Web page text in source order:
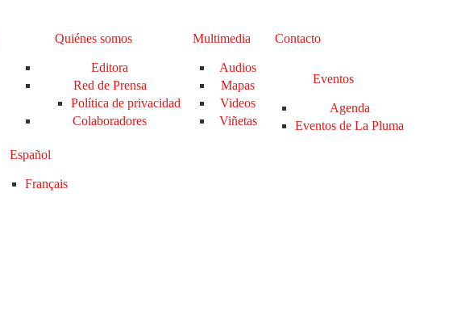
Quiénes somos
Editora
Red de Prensa
Política de privacidad
Colaboradores
Multimedia
Audios
Mapas
Videos
Viñetas
Contacto
Eventos
Agenda
Eventos de La Pluma
Español
Français